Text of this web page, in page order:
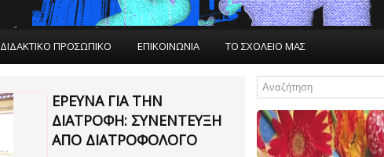
ΔΙΔΑΚΤΙΚΟ ΠΡΟΣΩΠΙΚΟ ΕΠΙΚΟΙΝΩΝΙΑ ΤΟ ΣΧΟΛΕΙΟ ΜΑΣ
ΕΡΕΥΝΑ ΓΙΑ ΤΗΝ
ΔΙΑΤΡΟΦΗ: ΣΥΝΈΝΤΕΥΞΗ
ΑΠΌ ΔΙΑΤΡΟΦΟΛΌΓΟ